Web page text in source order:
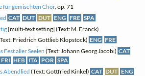
für gemischten Chor, op. 71
CAT DUT DUT ENG FRE SPA
[multi-text setting] (Text: M. Franck)
Friedrich Gottlieb Klopstock) ENG FRE
Fest aller Seelen (Text: Johann Georg Jacobi) CAT
FRI HEB ITA POR SPA
Abendlied(Text: Gottfried Kinkel) CAT DUT ENG